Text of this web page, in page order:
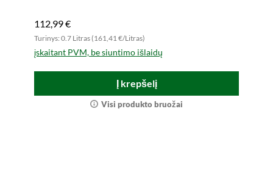
112,99 €
Turinys: 0.7 Litras (161,41 €/Litras)
įskaitant PVM, be siuntimo išlaidų
Į krepšelį
Visi produkto bruožai